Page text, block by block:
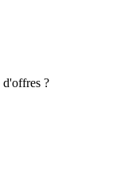
d'offres ?